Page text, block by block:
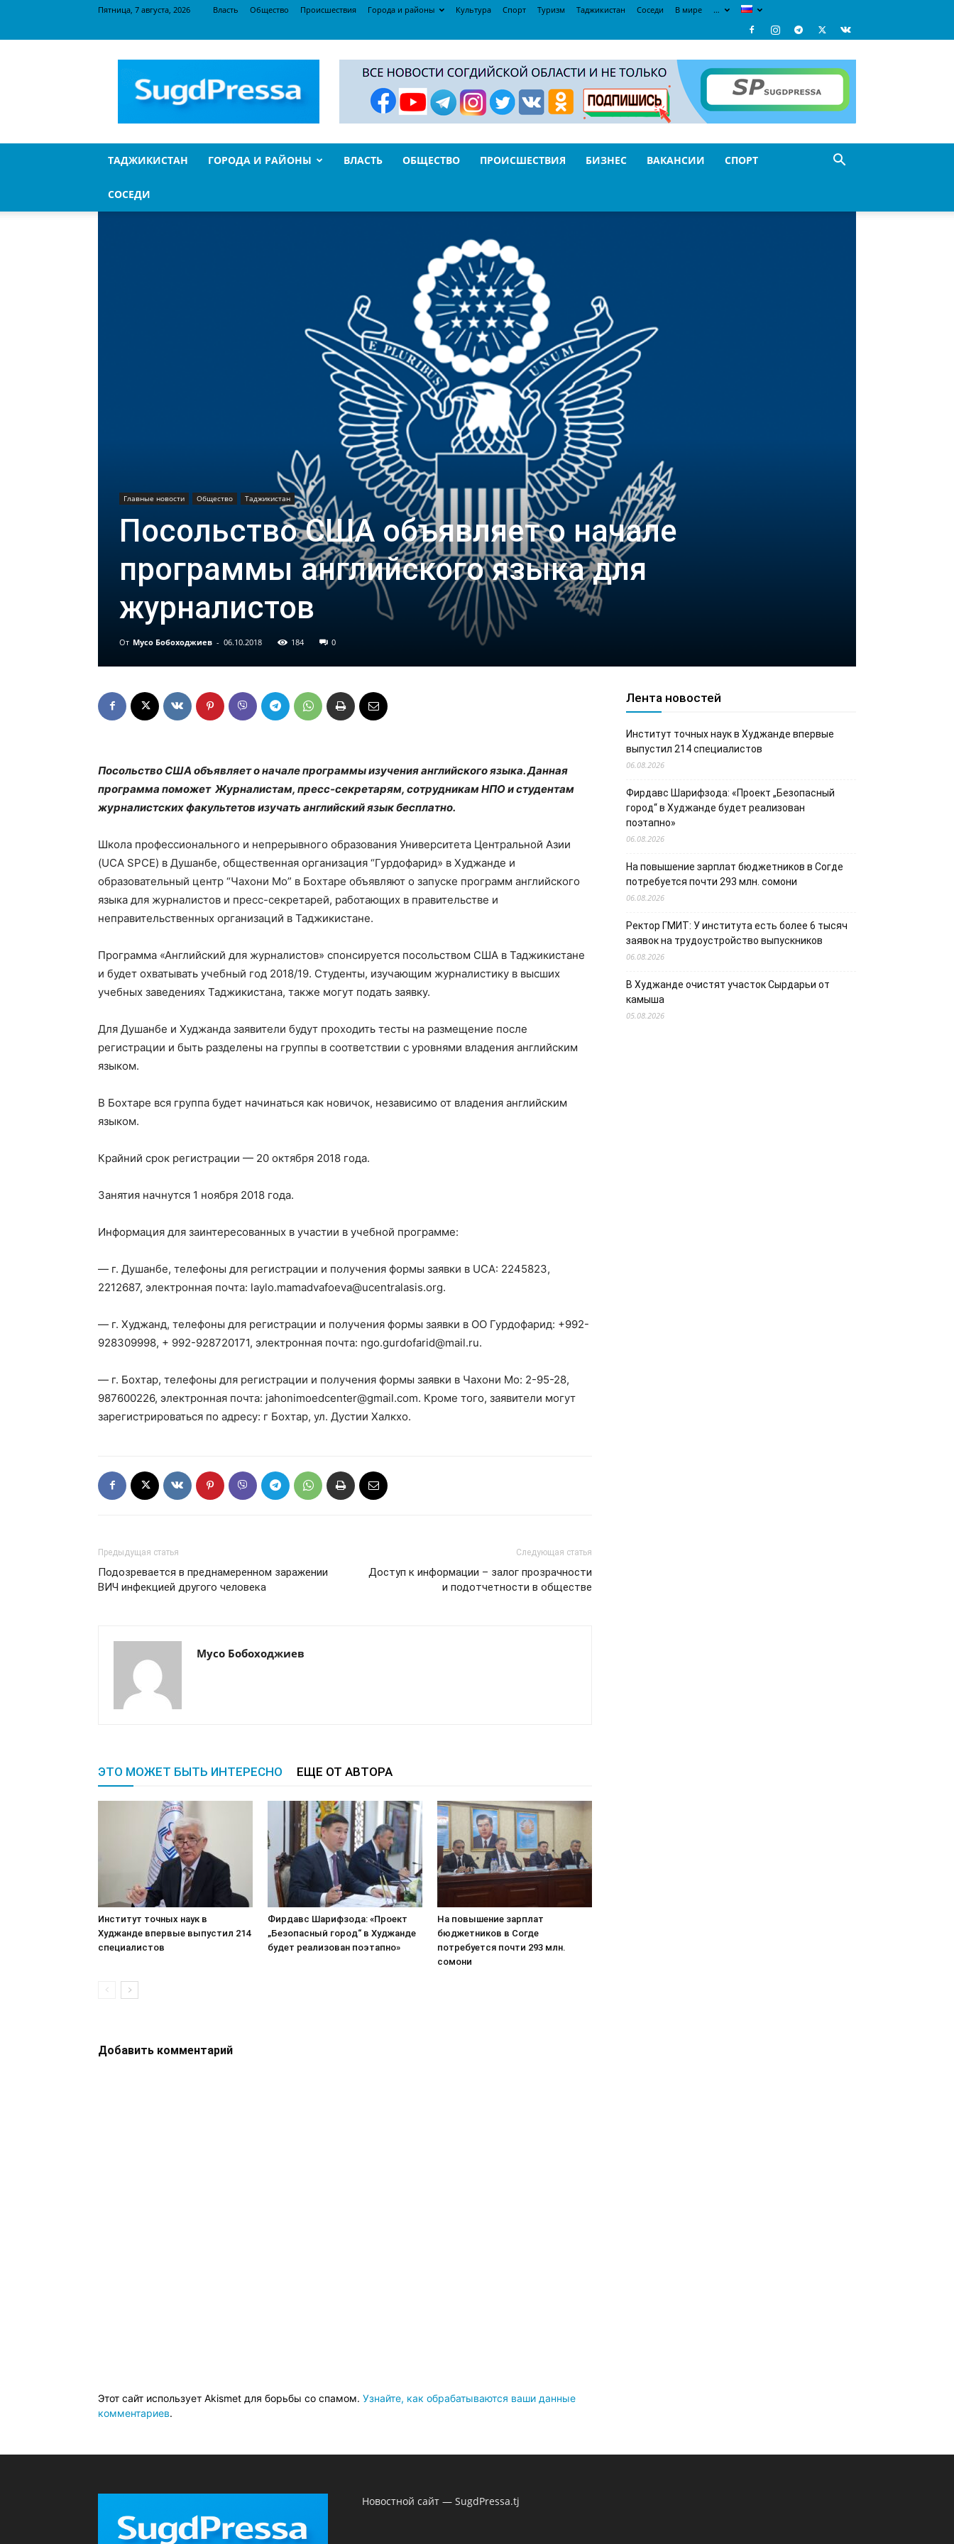
Пятница, 7 августа, 2026 Власть Общество Происшествия Города и районы Культура Спорт Туризм Таджикистан Соседи В мире …
ТАДЖИКИСТАН ГОРОДА И РАЙОНЫ ВЛАСТЬ ОБЩЕСТВО ПРОИСШЕСТВИЯ БИЗНЕС ВАКАНСИИ СПОРТ
СОСЕДИ
Главные новости Общество Таджикистан
Посольство США объявляет о начале
программы английского языка для
журналистов
От Мусо Бобоходжиев - 06.10.2018 184 0
Посольство США объявляет о начале программы изучения английского языка. Данная
программа поможет Журналистам, пресс-секретарям, сотрудникам НПО и студентам
журналистских факультетов изучать английский язык бесплатно.
Школа профессионального и непрерывного образования Университета Центральной Азии
(UCA SPCE) в Душанбе, общественная организация “Гурдофарид» в Худжанде и
образовательный центр “Чахони Мо” в Бохтаре объявляют о запуске программ английского
языка для журналистов и пресс-секретарей, работающих в правительстве и
неправительственных организаций в Таджикистане.
Программа «Английский для журналистов» спонсируется посольством США в Таджикистане
и будет охватывать учебный год 2018/19. Студенты, изучающим журналистику в высших
учебных заведениях Таджикистана, также могут подать заявку.
Для Душанбе и Худжанда заявители будут проходить тесты на размещение после
регистрации и быть разделены на группы в соответствии с уровнями владения английским
языком.
В Бохтаре вся группа будет начинаться как новичок, независимо от владения английским
языком.
Крайний срок регистрации — 20 октября 2018 года.
Занятия начнутся 1 ноября 2018 года.
Информация для заинтересованных в участии в учебной программе:
— г. Душанбе, телефоны для регистрации и получения формы заявки в UCA: 2245823,
2212687, электронная почта: laylo.mamadvafoeva@ucentralasis.org.
— г. Худжанд, телефоны для регистрации и получения формы заявки в ОО Гурдофарид: +992-
928309998, + 992-928720171, электронная почта: ngo.gurdofarid@mail.ru.
— г. Бохтар, телефоны для регистрации и получения формы заявки в Чахони Мо: 2-95-28,
987600226, электронная почта: jahonimoedcenter@gmail.com. Кроме того, заявители могут
зарегистрироваться по адресу: г Бохтар, ул. Дустии Халкхо.
Предыдущая статья
Подозревается в преднамеренном заражении
ВИЧ инфекцией другого человека
Следующая статья
Доступ к информации – залог прозрачности
и подотчетности в обществе
Мусо Бобоходжиев
ЭТО МОЖЕТ БЫТЬ ИНТЕРЕСНО ЕЩЕ ОТ АВТОРА
Институт точных наук в
Худжанде впервые выпустил 214
специалистов
Фирдавс Шарифзода: «Проект
„Безопасный город“ в Худжанде
будет реализован поэтапно»
На повышение зарплат
бюджетников в Согде
потребуется почти 293 млн.
сомони
Добавить комментарий
Этот сайт использует Akismet для борьбы со спамом. Узнайте, как обрабатываются ваши данные
комментариев.
Лента новостей
Институт точных наук в Худжанде впервые
выпустил 214 специалистов
06.08.2026
Фирдавс Шарифзода: «Проект „Безопасный
город“ в Худжанде будет реализован
поэтапно»
06.08.2026
На повышение зарплат бюджетников в Согде
потребуется почти 293 млн. сомони
06.08.2026
Ректор ГМИТ: У института есть более 6 тысяч
заявок на трудоустройство выпускников
06.08.2026
В Худжанде очистят участок Сырдарьи от
камыша
05.08.2026
Новостной сайт — SugdPressa.tj